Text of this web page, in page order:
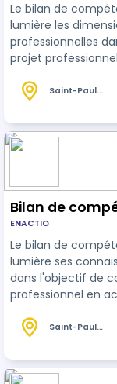
Le bilan de
lumière les
professionnelles
projet
Saint-Paul
Bilan de
ENACTIO
Le bilan de
lumière ses
dans l'objectif de
professionnel en
réalité du marché
Saint-Paul